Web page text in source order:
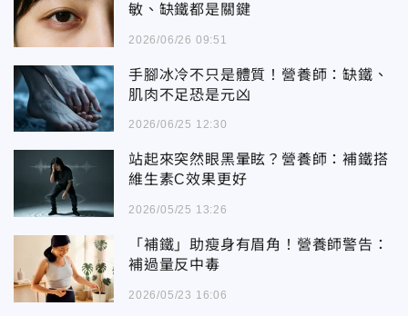
敏、缺鐵都是關鍵
2026/06/26 09:51
手腳冰冷不只是體質！營養師：缺鐵、
肌肉不足恐是元凶
2026/06/25 12:30
站起來突然眼黑暈眩？營養師：補鐵搭
維生素C效果更好
2026/05/25 13:26
「補鐵」助瘦身有眉角！營養師警告：
補過量反中毒
2026/05/23 16:06